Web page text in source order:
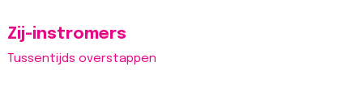
Zij-instromers
Tussentijds overstappen